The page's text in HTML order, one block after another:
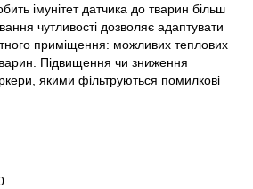
імунітет датчика до тварин більш
чутливості дозволяє адаптувати
приміщення: можливих теплових
Підвищення чи зниження
якими фільтруються помилкові